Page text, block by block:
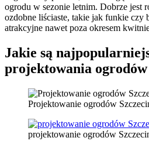
ogrodu w sezonie letnim. Dobrze jest
ozdobne liściaste, takie jak funkie czy
atrakcyjne nawet poza okresem
Jakie są
projektowania ogrodów
Projektowanie ogrodów
projektowanie ogrodów